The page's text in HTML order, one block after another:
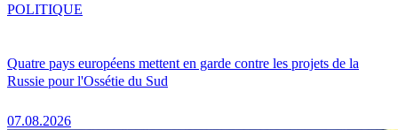
Quatre pays européens mettent en garde contre les projets de la
Russie pour l'Ossétie du Sud
07.08.2026
POLITIQUE